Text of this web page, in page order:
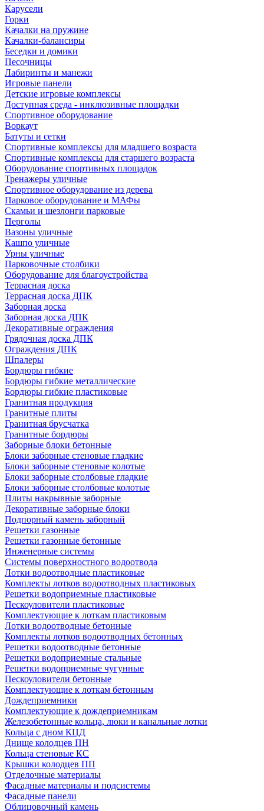
Карусели
Горки
Качалки на пружине
Качалки-балансиры
Беседки и домики
Песочницы
Лабиринты и манежи
Игровые панели
Детские игровые комплексы
Доступная среда - инклюзивные площадки
Спортивное оборудование
Воркаут
Батуты и сетки
Спортивные комплексы для младшего возраста
Спортивные комплексы для старшего возраста
Оборудование спортивных площадок
Тренажеры уличные
Спортивное оборудование из дерева
Парковое оборудование и МАФы
Скамьи и шезлонги парковые
Перголы
Вазоны уличные
Кашпо уличные
Урны уличные
Парковочные столбики
Оборудование для благоустройства
Террасная доска
Террасная доска ДПК
Заборная доска
Заборная доска ДПК
Декоративные ограждения
Грядочная доска ДПК
Ограждения ДПК
Шпалеры
Бордюры гибкие
Бордюры гибкие металлические
Бордюры гибкие пластиковые
Гранитная продукция
Гранитные плиты
Гранитная брусчатка
Гранитные бордюры
Заборные блоки бетонные
Блоки заборные стеновые гладкие
Блоки заборные стеновые колотые
Блоки заборные столбовые гладкие
Блоки заборные столбовые колотые
Плиты накрывные заборные
Декоративные заборные блоки
Подпорный камень заборный
Решетки газонные
Решетки газонные бетонные
Инженерные системы
Системы поверхностного водоотвода
Лотки водоотводные пластиковые
Комплекты лотков водоотводных пластиковых
Решетки водоприемные пластиковые
Пескоуловители пластиковые
Комплектующие к лоткам пластиковым
Лотки водоотводные бетонные
Комплекты лотков водоотводных бетонных
Решетки водоотводные бетонные
Решетки водоприемные стальные
Решетки водоприемные чугунные
Пескоуловители бетонные
Комплектующие к лоткам бетонным
Дождеприемники
Комплектующие к дождеприемникам
Железобетонные кольца, люки и канальные лотки
Кольца с дном КЦД
Днище колодцев ПН
Кольца стеновые КС
Крышки колодцев ПП
Отделочные материалы
Фасадные материалы и подсистемы
Фасадные панели
Облицовочный камень